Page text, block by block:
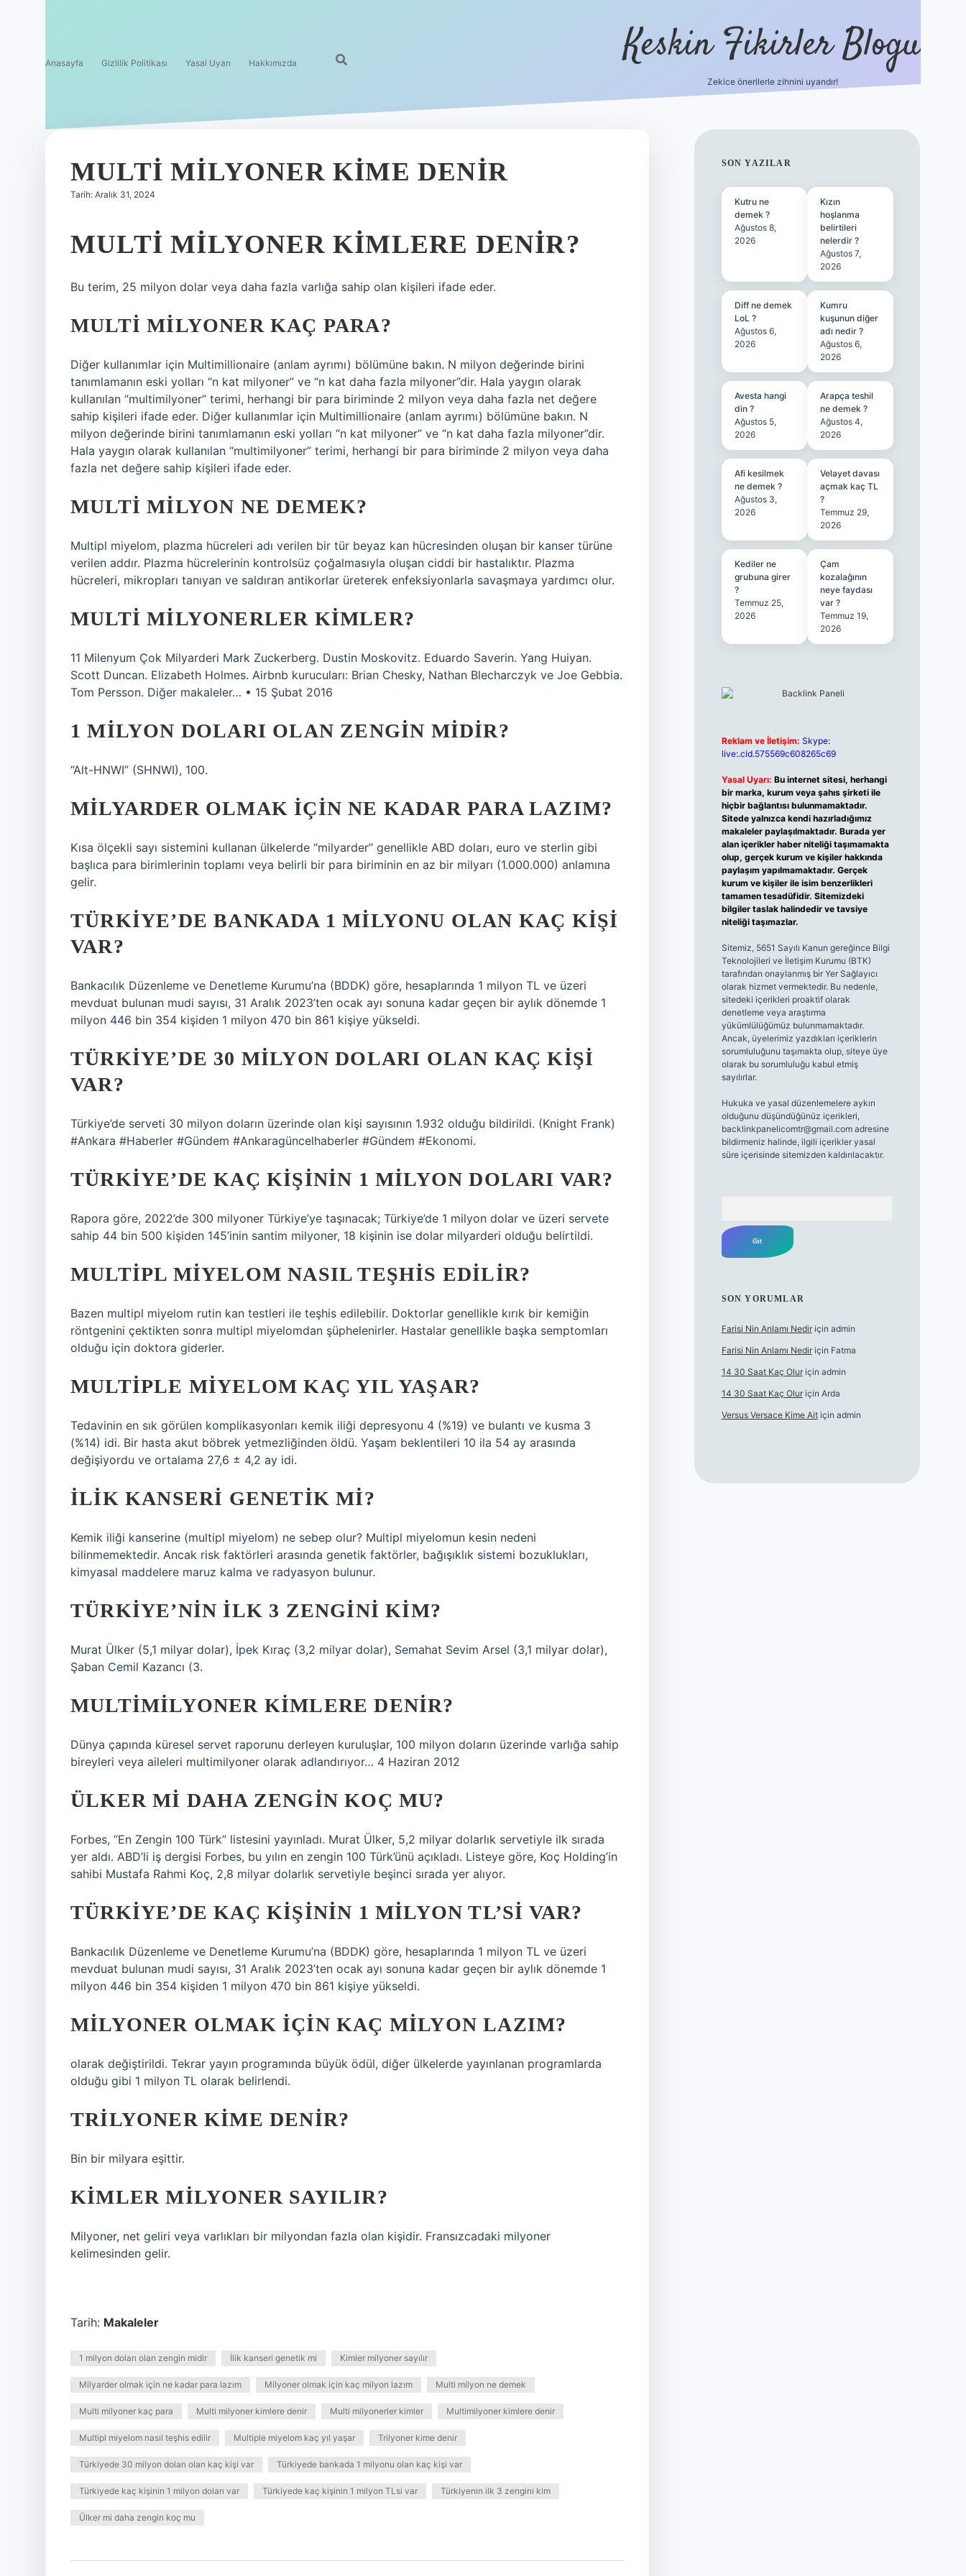
Anasayfa Gizlilik Politikası Yasal Uyarı Hakkımızda Keskin Fikirler Blogu
Zekice önerilerle zihnini uyandır!
MULTI MILYONER KIME DENIR
Tarih: Aralık 31, 2024
MULTI MILYONER KIMLERE DENIR?
Bu terim, 25 milyon dolar veya daha fazla varlığa sahip olan kişileri ifade eder.
MULTI MILYONER KAÇ PARA?
Diğer kullanımlar için Multimillionaire (anlam ayrımı) bölümüne bakın. N milyon değerinde birini
tanımlamanın eski yolları “n kat milyoner” ve “n kat daha fazla milyoner”dir. Hala yaygın olarak
kullanılan “multimilyoner” terimi, herhangi bir para biriminde 2 milyon veya daha fazla net değere
sahip kişileri ifade eder. Diğer kullanımlar için Multimillionaire (anlam ayrımı) bölümüne bakın. N
milyon değerinde birini tanımlamanın eski yolları “n kat milyoner” ve “n kat daha fazla milyoner”dir.
Hala yaygın olarak kullanılan “multimilyoner” terimi, herhangi bir para biriminde 2 milyon veya daha
fazla net değere sahip kişileri ifade eder.
MULTI MILYON NE DEMEK?
Multipl miyelom, plazma hücreleri adı verilen bir tür beyaz kan hücresinden oluşan bir kanser türüne
verilen addır. Plazma hücrelerinin kontrolsüz çoğalmasıyla oluşan ciddi bir hastalıktır. Plazma
hücreleri, mikropları tanıyan ve saldıran antikorlar üreterek enfeksiyonlarla savaşmaya yardımcı olur.
MULTI MILYONERLER KIMLER?
11 Milenyum Çok Milyarderi Mark Zuckerberg. Dustin Moskovitz. Eduardo Saverin. Yang Huiyan.
Scott Duncan. Elizabeth Holmes. Airbnb kurucuları: Brian Chesky, Nathan Blecharczyk ve Joe Gebbia.
Tom Persson. Diğer makaleler… • 15 Şubat 2016
1 MILYON DOLARI OLAN ZENGIN MIDIR?
“Alt-HNWI” (SHNWI), 100.
MILYARDER OLMAK IÇIN NE KADAR PARA LAZIM?
Kısa ölçekli sayı sistemini kullanan ülkelerde “milyarder” genellikle ABD doları, euro ve sterlin gibi
başlıca para birimlerinin toplamı veya belirli bir para biriminin en az bir milyarı (1.000.000) anlamına
gelir.
TÜRKIYE’DE BANKADA 1 MILYONU OLAN KAÇ KIŞI
VAR?
Bankacılık Düzenleme ve Denetleme Kurumu’na (BDDK) göre, hesaplarında 1 milyon TL ve üzeri
mevduat bulunan mudi sayısı, 31 Aralık 2023’ten ocak ayı sonuna kadar geçen bir aylık dönemde 1
milyon 446 bin 354 kişiden 1 milyon 470 bin 861 kişiye yükseldi.
TÜRKIYE’DE 30 MILYON DOLARI OLAN KAÇ KIŞI
VAR?
Türkiye’de serveti 30 milyon doların üzerinde olan kişi sayısının 1.932 olduğu bildirildi. (Knight Frank)
#Ankara #Haberler #Gündem #Ankaragüncelhaberler #Gündem #Ekonomi.
TÜRKIYE’DE KAÇ KIŞININ 1 MILYON DOLARI VAR?
Rapora göre, 2022’de 300 milyoner Türkiye’ye taşınacak; Türkiye’de 1 milyon dolar ve üzeri servete
sahip 44 bin 500 kişiden 145’inin santim milyoner, 18 kişinin ise dolar milyarderi olduğu belirtildi.
MULTIPL MIYELOM NASIL TEŞHIS EDILIR?
Bazen multipl miyelom rutin kan testleri ile teşhis edilebilir. Doktorlar genellikle kırık bir kemiğin
röntgenini çektikten sonra multipl miyelomdan şüphelenirler. Hastalar genellikle başka semptomları
olduğu için doktora giderler.
MULTIPLE MIYELOM KAÇ YIL YAŞAR?
Tedavinin en sık görülen komplikasyonları kemik iliği depresyonu 4 (%19) ve bulantı ve kusma 3
(%14) idi. Bir hasta akut böbrek yetmezliğinden öldü. Yaşam beklentileri 10 ila 54 ay arasında
değişiyordu ve ortalama 27,6 ± 4,2 ay idi.
İLIK KANSERI GENETIK MI?
Kemik iliği kanserine (multipl miyelom) ne sebep olur? Multipl miyelomun kesin nedeni
bilinmemektedir. Ancak risk faktörleri arasında genetik faktörler, bağışıklık sistemi bozuklukları,
kimyasal maddelere maruz kalma ve radyasyon bulunur.
TÜRKIYE’NIN ILK 3 ZENGINI KIM?
Murat Ülker (5,1 milyar dolar), İpek Kıraç (3,2 milyar dolar), Semahat Sevim Arsel (3,1 milyar dolar),
Şaban Cemil Kazancı (3.
MULTIMILYONER KIMLERE DENIR?
Dünya çapında küresel servet raporunu derleyen kuruluşlar, 100 milyon doların üzerinde varlığa sahip
bireyleri veya aileleri multimilyoner olarak adlandırıyor… 4 Haziran 2012
ÜLKER MI DAHA ZENGIN KOÇ MU?
Forbes, “En Zengin 100 Türk” listesini yayınladı. Murat Ülker, 5,2 milyar dolarlık servetiyle ilk sırada
yer aldı. ABD’li iş dergisi Forbes, bu yılın en zengin 100 Türk’ünü açıkladı. Listeye göre, Koç Holding’in
sahibi Mustafa Rahmi Koç, 2,8 milyar dolarlık servetiyle beşinci sırada yer alıyor.
TÜRKIYE’DE KAÇ KIŞININ 1 MILYON TL’SI VAR?
Bankacılık Düzenleme ve Denetleme Kurumu’na (BDDK) göre, hesaplarında 1 milyon TL ve üzeri
mevduat bulunan mudi sayısı, 31 Aralık 2023’ten ocak ayı sonuna kadar geçen bir aylık dönemde 1
milyon 446 bin 354 kişiden 1 milyon 470 bin 861 kişiye yükseldi.
MILYONER OLMAK IÇIN KAÇ MILYON LAZIM?
olarak değiştirildi. Tekrar yayın programında büyük ödül, diğer ülkelerde yayınlanan programlarda
olduğu gibi 1 milyon TL olarak belirlendi.
TRILYONER KIME DENIR?
Bin bir milyara eşittir.
KIMLER MILYONER SAYILIR?
Milyoner, net geliri veya varlıkları bir milyondan fazla olan kişidir. Fransızcadaki milyoner
kelimesinden gelir.
Tarih: Makaleler
1 milyon doları olan zengin midir İlik kanseri genetik mi Kimler milyoner sayılır
Milyarder olmak için ne kadar para lazım Milyoner olmak için kaç milyon lazım Multi milyon ne demek
Multi milyoner kaç para Multi milyoner kimlere denir Multi milyonerler kimler Multimilyoner kimlere denir
Multipl miyelom nasıl teşhis edilir Multiple miyelom kaç yıl yaşar Trilyoner kime denir
Türkiyede 30 milyon doları olan kaç kişi var Türkiyede bankada 1 milyonu olan kaç kişi var
Türkiyede kaç kişinin 1 milyon doları var Türkiyede kaç kişinin 1 milyon TLsi var Türkiyenin ilk 3 zengini kim
Ülker mi daha zengin koç mu
SIDEBAR
SON YAZILAR
Kutru ne
demek ?
Ağustos 8,
2026
Kızın
hoşlanma
belirtileri
nelerdir ?
Ağustos 7,
2026
Diff ne demek
LoL ?
Ağustos 6,
2026
Kumru
kuşunun diğer
adı nedir ?
Ağustos 6,
2026
Avesta hangi
din ?
Ağustos 5,
2026
Arapça teshil
ne demek ?
Ağustos 4,
2026
Afi kesilmek
ne demek ?
Ağustos 3,
2026
Velayet davası
açmak kaç TL
?
Temmuz 29,
2026
Kediler ne
grubuna girer
?
Temmuz 25,
2026
Çam
kozalağının
neye faydası
var ?
Temmuz 19,
2026
Reklam ve İletişim: Skype:
live:.cid.575569c608265c69
Yasal Uyarı: Bu internet sitesi, herhangi
bir marka, kurum veya şahıs şirketi ile
hiçbir bağlantısı bulunmamaktadır.
Sitede yalnızca kendi hazırladığımız
makaleler paylaşılmaktadır. Burada yer
alan içerikler haber niteliği taşımamakta
olup, gerçek kurum ve kişiler hakkında
paylaşım yapılmamaktadır. Gerçek
kurum ve kişiler ile isim benzerlikleri
tamamen tesadüfidir. Sitemizdeki
bilgiler taslak halindedir ve tavsiye
niteliği taşımazlar.
Sitemiz, 5651 Sayılı Kanun gereğince Bilgi
Teknolojileri ve İletişim Kurumu (BTK)
tarafından onaylanmış bir Yer Sağlayıcı
olarak hizmet vermektedir. Bu nedenle,
sitedeki içerikleri proaktif olarak
denetleme veya araştırma
yükümlülüğümüz bulunmamaktadır.
Ancak, üyelerimiz yazdıkları içeriklerin
sorumluluğunu taşımakta olup, siteye üye
olarak bu sorumluluğu kabul etmiş
sayılırlar.
Hukuka ve yasal düzenlemelere aykırı
olduğunu düşündüğünüz içerikleri,
backlinkpanelicomtr@gmail.comadresine
bildirmeniz halinde, ilgili içerikler yasal
süre içerisinde sitemizden kaldırılacaktır.
SON YORUMLAR
Farisi Nin Anlamı Nediriçin admin
Farisi Nin Anlamı Nediriçin Fatma
14 30 Saat Kaç Oluriçin admin
14 30 Saat Kaç Oluriçin Arda
Versus Versace Kime Aitiçin admin